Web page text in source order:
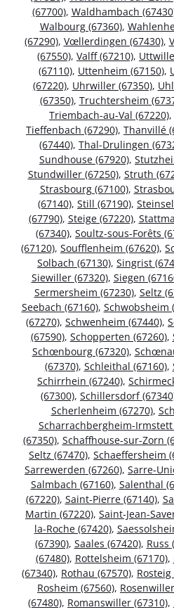
(67700), Waldhambach
Walbourg (67360),
(67290), Vœllerdingen (67430),
(67550), Valff (67210),
(67110), Uttenheim (67150),
(67220), Uhrwiller (67350),
(67350), Truchtersheim
Triembach-au-Val (67220),
Tieffenbach (67290), Thanvillé
(67440), Thal-Drulingen
Sundhouse (67920),
Stundwiller (67250), Struth
Strasbourg (67100),
(67140), Still (67190),
(67790), Steige (67220),
(67340), Soultz-sous-Forêts
(67120), Soufflenheim (67620),
Solbach (67130), Singrist
Siewiller (67320), Siegen
Sermersheim (67230), Seltz
Seebach (67160), Schwobsheim
(67270), Schwenheim (67440),
(67590), Schopperten (67260),
Schœnbourg (67320),
(67370), Schleithal (67160),
Schirrhein (67240),
(67300), Schillersdorf
Scherlenheim (67270),
Scharrachbergheim-Irmstett
(67350), Schaffhouse-sur-Zorn
Seltz (67470), Schaeffersheim
Sarrewerden (67260), Sarre-
Salmbach (67160), Salenthal
(67220), Saint-Pierre (67140),
Martin (67220), Saint-Jean-
la-Roche (67420),
(67390), Saales (67420), Russ
(67480), Rottelsheim (67170),
(67340), Rothau (67570), Rosteig
Rosheim (67560),
(67480), Romanswiller (67310),